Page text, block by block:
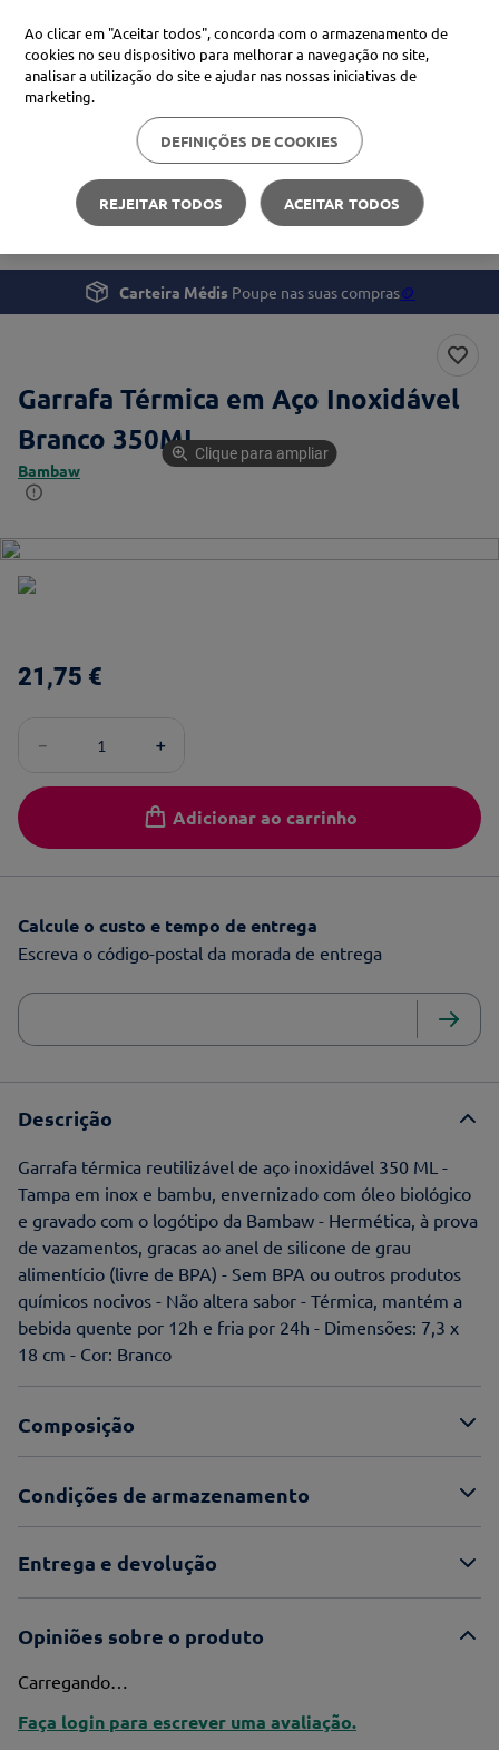
Procure no Marketplace Médis
Pesquisas mais comuns
xiaomi
4º svr
Bem-estar
Nutrição
Garrafa Térmica em Aço Inoxidável Branco 350ML
Carteira Médis Poupe nas suas compras🪙
Garrafa Térmica em Aço Inoxidável
Branco 350ML
Bambaw
Clique para ampliar
21 ,75 €
＋
－
Adicionar ao carrinho
Calcule o custo e tempo de entrega
Escreva o código-postal da morada de entrega
Descrição
Garrafa térmica reutilizável de aço inoxidável 350 ML -
Tampa em inox e bambu, envernizado com óleo biológico
e gravado com o logótipo da Bambaw - Hermética, à prova
de vazamentos, gracas ao anel de silicone de grau
alimentício (livre de BPA) - Sem BPA ou outros produtos
químicos nocivos - Não altera sabor - Térmica, mantém a
bebida quente por 12h e fria por 24h - Dimensões: 7,3 x
18 cm - Cor: Branco
Composição
Condições de armazenamento
Entrega e devolução
Opiniões sobre o produto
Carregando…
Faça login para escrever uma avaliação.
Ao clicar em "Aceitar todos", concorda com o armazenamento de
cookies no seu dispositivo para melhorar a navegação no site,
analisar a utilização do site e ajudar nas nossas iniciativas de
marketing.
DEFINIÇÕES DE COOKIES
REJEITAR TODOS ACEITAR TODOS